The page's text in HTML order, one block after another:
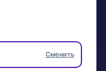
Сменить